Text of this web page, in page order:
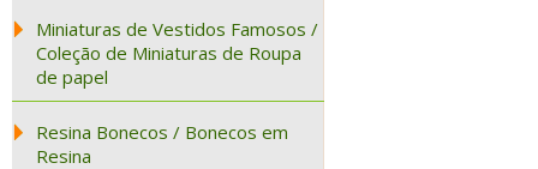
Miniaturas de Vestidos Famosos /
Coleção de Miniaturas de Roupa
de papel
Resina Bonecos / Bonecos em
Resina